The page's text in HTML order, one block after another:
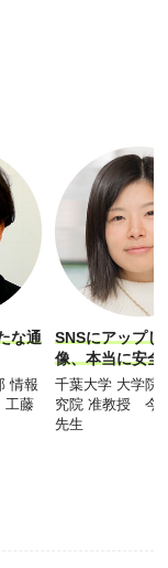
な通
情報
工藤
SNSにアップし
像、本当に安全
千葉大学 大学院
究院 准教授 今
先生